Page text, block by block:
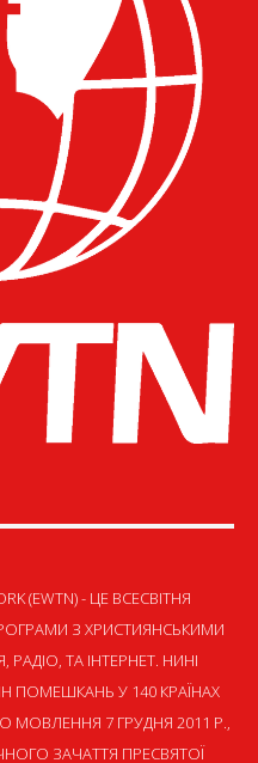
(EWTN) - ЦЕ ВСЕСВІТНЯ
З ХРИСТИЯНСЬКИМИ
ТА ІНТЕРНЕТ. НИНІ
ПОМЕШКАНЬ У 140 КРАЇНАХ
МОВЛЕННЯ 7 ГРУДНЯ 2011 Р.,
ЗАЧАТТЯ ПРЕСВЯТОЇ